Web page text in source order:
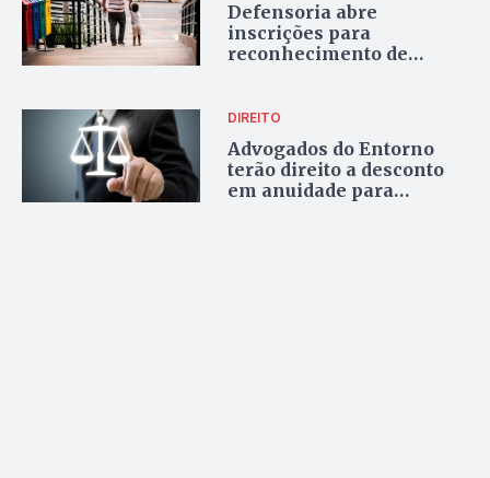
Defensoria abre
inscrições para
reconhecimento de
DIREITO
Advogados do Entorno
terão direito a desconto
em anuidade para